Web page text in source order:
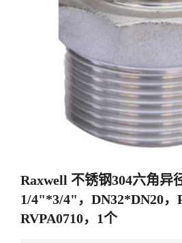
Raxwell 不锈钢304六角异
1/4"*3/4"，DN32*DN20，
RVPA0710，1个